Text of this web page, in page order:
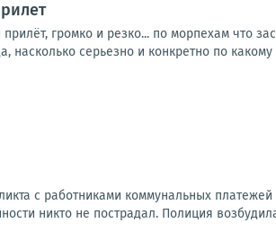
громко и резко... по морпехам что
насколько серьезно и конкретно по
с работниками коммунальных
никто не пострадал. Полиция